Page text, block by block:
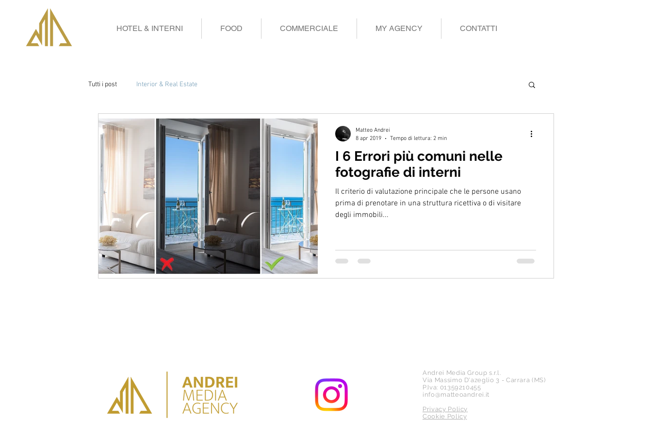
HOTEL & INTERNI FOOD COMMERCIALE MY AGENCY CONTATTI
Tutti i post Interior & Real Estate
I 6 Errori più comuni nelle
fotografie di interni
Il criterio di valutazione principale che le persone usano
prima di prenotare in una struttura ricettiva o di visitare
degli immobili...
Matteo Andrei
8 apr 2019
Tempo di lettura: 2 min
Andrei Media Group s.r.l.
Via Massimo D'azeglio 3 - Carrara (MS)
P.Iva: 01359210455
info@matteoandrei.it
Privacy Policy
Cookie Policy